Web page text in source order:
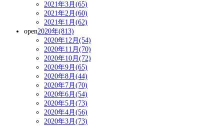
2021年3月(65)
2021年2月(60)
2021年1月(62)
open2020年(813)
2020年12月(54)
2020年11月(70)
2020年10月(72)
2020年9月(65)
2020年8月(44)
2020年7月(70)
2020年6月(54)
2020年5月(73)
2020年4月(56)
2020年3月(73)